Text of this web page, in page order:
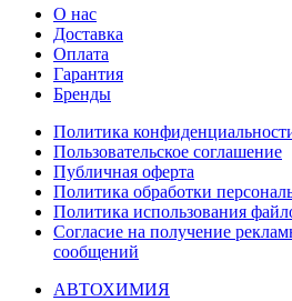
О нас
Доставка
Оплата
Гарантия
Бренды
Политика
Пользовательское соглашение
Публичная оферта
Политика обработки
Политика использования
Согласие на получение
сообщений
АВТОХИМИЯ